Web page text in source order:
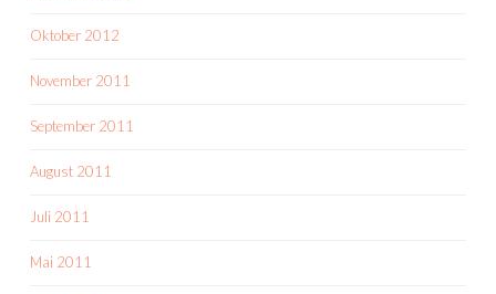
Oktober 2012
November 2011
September 2011
August 2011
Juli 2011
Mai 2011